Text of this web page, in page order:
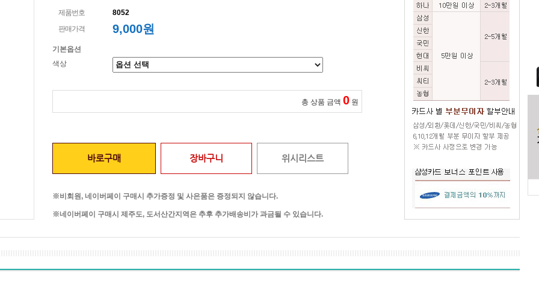
제품번호
8052
판매가격
9,000원
기본옵션
색상
총 상품 금액 0 원
바로구매 장바구니 위시리스트
※비회원, 네이버페이 구매시 추가증정 및 사은품은 증정되지 않습니다.
※네이버페이 구매시 제주도, 도서산간지역은 추후 추가배송비가 과금될 수 있습니다.